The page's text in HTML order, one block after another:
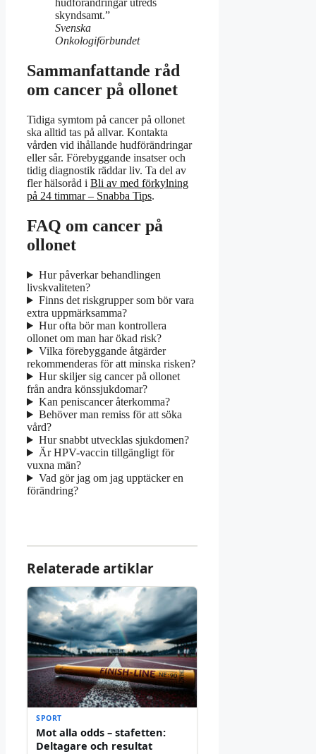
hudförändringar utreds
skyndsamt.”
Svenska
Onkologiförbundet
Sammanfattande råd
om cancer på ollonet
Tidiga symtom på cancer på ollonet
ska alltid tas på allvar. Kontakta
vården vid ihållande hudförändringar
eller sår. Förebyggande insatser och
tidig diagnostik räddar liv. Ta del av
fler hälsoråd i Bli av med förkylning
på 24 timmar – Snabba Tips.
FAQ om cancer på
ollonet
Hur påverkar behandlingen
livskvaliteten?
Finns det riskgrupper som bör vara
extra uppmärksamma?
Hur ofta bör man kontrollera
ollonet om man har ökad risk?
Vilka förebyggande åtgärder
rekommenderas för att minska risken?
Hur skiljer sig cancer på ollonet
från andra könssjukdomar?
Kan peniscancer återkomma?
Behöver man remiss för att söka
vård?
Hur snabbt utvecklas sjukdomen?
Är HPV-vaccin tillgängligt för
vuxna män?
Vad gör jag om jag upptäcker en
förändring?
Relaterade artiklar
SPORT
Mot alla odds – stafetten:
Deltagare och resultat